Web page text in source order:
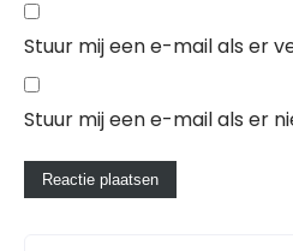
Stuur mij een e-mail als er
Stuur mij een e-mail als er